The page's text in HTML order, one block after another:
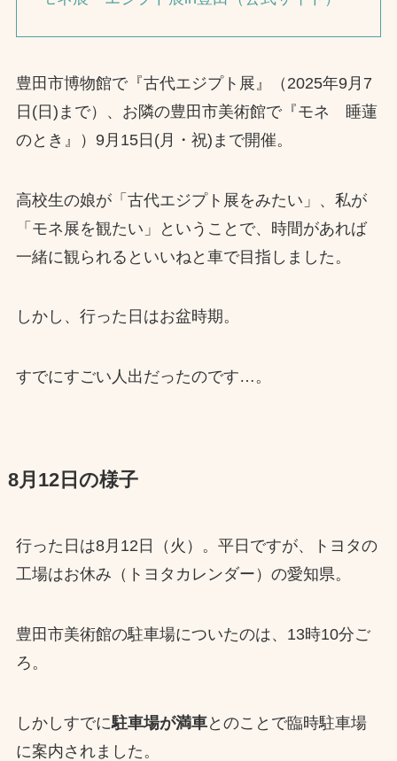
豊田市博物館で『古代エジプト展』（2025年9月7
日(日)まで）、お隣の豊田市美術館で『モネ 睡蓮
のとき』）9月15日(月・祝)まで開催。
高校生の娘が「古代エジプト展をみたい」、私が
「モネ展を観たい」ということで、時間があれば
一緒に観られるといいねと車で目指しました。
しかし、行った日はお盆時期。
すでにすごい人出だったのです…。
8月12日の様子
行った日は8月12日（火）。平日ですが、トヨタの
工場はお休み（トヨタカレンダー）の愛知県。
豊田市美術館の駐車場についたのは、13時10分ご
ろ。
しかしすでに駐車場が満車とのことで臨時駐車場
に案内されました。